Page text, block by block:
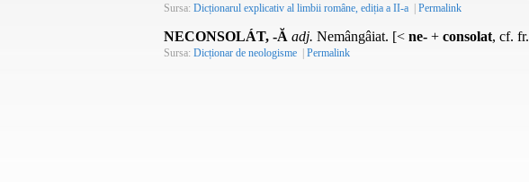
Sursa: Dicționarul explicativ al limbii române, ediția a II-a | Permalink
NECONSOLÁT, -Ă adj. Nemângâiat. [< ne- + consolat, cf. fr.
Sursa: Dicționar de neologisme | Permalink